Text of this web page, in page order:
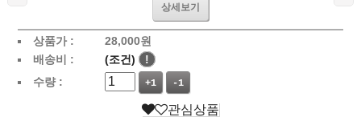
상세보기
상품가 : 28,000원
배송비 :
(조건)
!
수량 :
+1 -1
관심상품